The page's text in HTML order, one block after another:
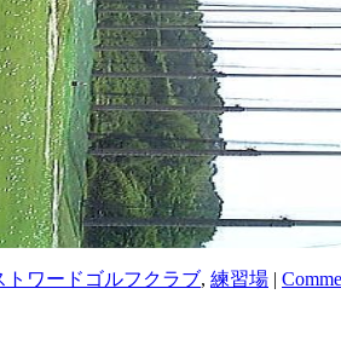
トワードゴルフクラブ, 練習場 |